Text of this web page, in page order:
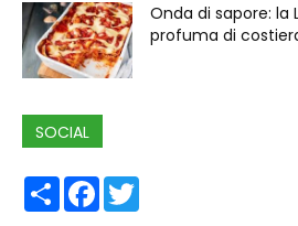
Onda di sapore: la
profuma di
SOCIAL
ShareFacebook